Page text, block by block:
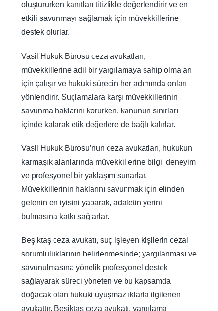
oluştururken kanıtları titizlikle değerlendirir ve en
etkili savunmayı sağlamak için müvekkillerine
destek olurlar.
Vasil Hukuk Bürosu ceza avukatları,
müvekkillerine adil bir yargılamaya sahip olmaları
için çalışır ve hukuki sürecin her adımında onları
yönlendirir. Suçlamalara karşı müvekkillerinin
savunma haklarını korurken, kanunun sınırları
içinde kalarak etik değerlere de bağlı kalırlar.
Vasil Hukuk Bürosu’nun ceza avukatları, hukukun
karmaşık alanlarında müvekkillerine bilgi, deneyim
ve profesyonel bir yaklaşım sunarlar.
Müvekkillerinin haklarını savunmak için elinden
gelenin en iyisini yaparak, adaletin yerini
bulmasına katkı sağlarlar.
Beşiktaş ceza avukatı, suç işleyen kişilerin cezai
sorumluluklarının belirlenmesinde; yargılanması ve
savunulmasına yönelik profesyonel destek
sağlayarak süreci yöneten ve bu kapsamda
doğacak olan hukuki uyuşmazlıklarla ilgilenen
avukattır. Beşiktaş ceza avukatı, yargılama